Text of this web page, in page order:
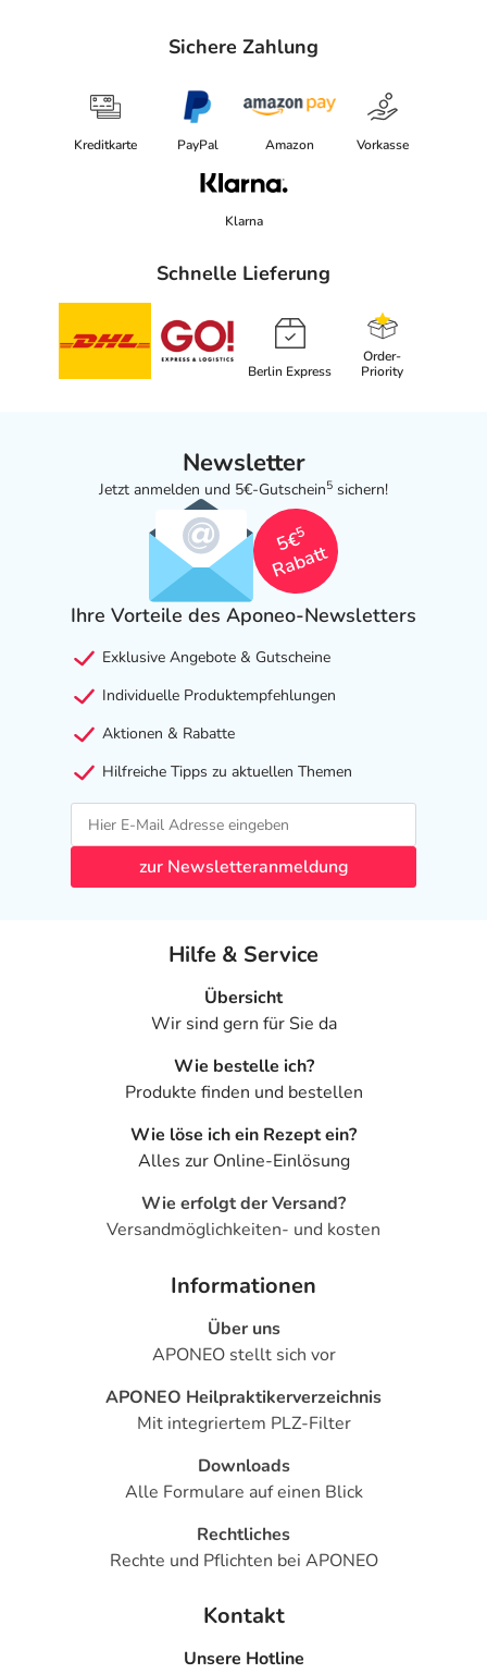
Sichere Zahlung
Kreditkarte PayPal Amazon Vorkasse
Klarna
Schnelle Lieferung
Berlin Express
Order-
Priority
Newsletter
Jetzt anmelden und 5€-Gutschein5 sichern!
5€
5
Rabatt
Ihre Vorteile des Aponeo-Newsletters
Exklusive Angebote & Gutscheine
Individuelle Produktempfehlungen
Aktionen & Rabatte
Hilfreiche Tipps zu aktuellen Themen
zur Newsletteranmeldung
Hilfe & Service
Übersicht
Wir sind gern für Sie da
Wie bestelle ich?
Produkte finden und bestellen
Wie löse ich ein Rezept ein?
Alles zur Online-Einlösung
Wie erfolgt der Versand?
Versandmöglichkeiten- und kosten
Informationen
Über uns
APONEO stellt sich vor
APONEO Heilpraktikerverzeichnis
Mit integriertem PLZ-Filter
Downloads
Alle Formulare auf einen Blick
Rechtliches
Rechte und Pflichten bei APONEO
Kontakt
Unsere Hotline